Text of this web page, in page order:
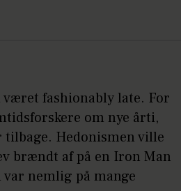
fashionably late. For
om nye årti,
Hedonismen ville
brændt af på en Iron Man
nemlig på mange